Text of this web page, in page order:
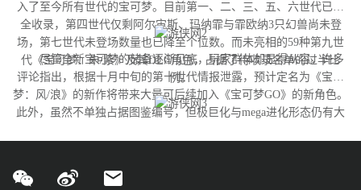
入了至今所有世代的宝可梦。目前第一、二、三、五、六世代已完
全收录，第四世代仅剩阿尔宙斯、玛纳霏与霏欧纳3只幻兽尚未登
场，第七世代未登场数量也已降至个位数。而未亮相的59种第九世
代《宝可梦：朱/紫》及其DLC角色，占据了待收录名单的过半比
例。
尽管全新宝可梦的储备逐渐见底，玩家群体却显得从容。许多
评论指出，根据十月中旬的第十世代情报泄露，预计定名为《宝可
梦：风/浪》的新作将带来大量可后续加入《宝可梦GO》的新角色。
此外，虽然不单独占据图鉴编号，但极巨化与mega进化形态仍有大